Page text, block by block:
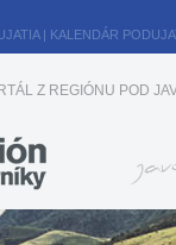
| KALENDÁR
Z REGIÓNU POD